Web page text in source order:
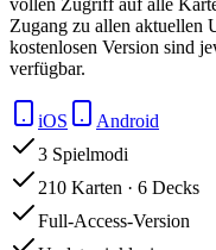
Zugang zu allen aktuellen
kostenlosen Version sind
verfügbar.
iOS
Android
3 Spielmodi
210 Karten · 6 Decks
Full-Access-Version